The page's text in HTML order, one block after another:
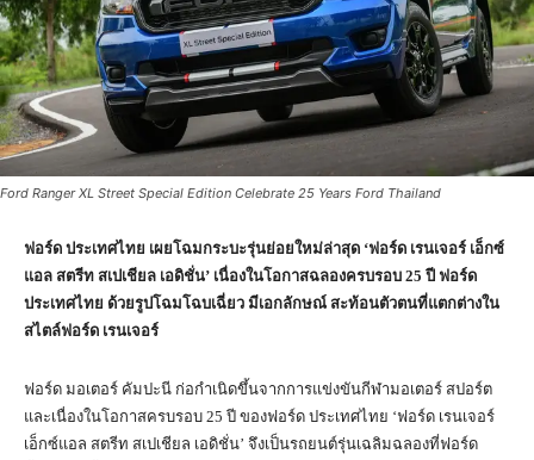
Ford Ranger XL Street Special Edition Celebrate 25 Years Ford Thailand
ฟอร์ด ประเทศไทย เผยโฉมกระบะรุ่นย่อยใหม่ล่าสุด ‘ฟอร์ด เรนเจอร์ เอ็กซ์
แอล สตรีท สเปเชียล เอดิชั่น’ เนื่องในโอกาสฉลองครบรอบ 25 ปี ฟอร์ด
ประเทศไทย ด้วยรูปโฉมโฉบเฉี่ยว มีเอกลักษณ์ สะท้อนตัวตนที่แตกต่างใน
สไตล์ฟอร์ด เรนเจอร์
ฟอร์ด มอเตอร์ คัมปะนี ก่อกำเนิดขึ้นจากการแข่งขันกีฬามอเตอร์ สปอร์ต
และเนื่องในโอกาสครบรอบ 25 ปี ของฟอร์ด ประเทศไทย ‘ฟอร์ด เรนเจอร์
เอ็กซ์แอล สตรีท สเปเชียล เอดิชั่น’ จึงเป็นรถยนต์รุ่นเฉลิมฉลองที่ฟอร์ด